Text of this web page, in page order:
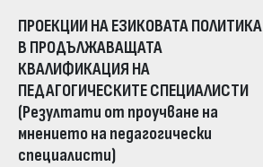
ПРОЕКЦИИ НА ЕЗИКОВАТА ПОЛИТИКА
В ПРОДЪЛЖАВАЩАТА
КВАЛИФИКАЦИЯ НА
ПЕДАГОГИЧЕСКИТЕ СПЕЦИАЛИСТИ
(Резултати от проучване на
мнението на педагогически
специалисти)